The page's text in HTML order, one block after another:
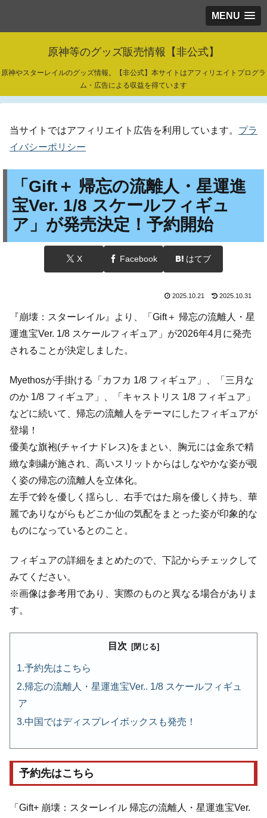
MENU
原神等のグッズ販売情報【非公式】
原神やスターレイルのグッズ情報。【非公式】本サイトはアフィリエイトプログラ
ム・広告による収益を得ています
当サイトではアフィリエイト広告を利用しています。 プラ
イバシーポリシー
「Gift＋ 帰忘の流離人・星運進
宝Ver. 1/8 スケールフィギュ
ア」が発売決定！予約開始
X Facebook はてブ
2025.10.21 2025.10.31
『崩壊：スターレイル』より、「Gift＋ 帰忘の流離人・星
運進宝Ver. 1/8 スケールフィギュア」が2026年4月に発売
されることが決定しました。
Myethosが手掛ける「カフカ 1/8 フィギュア」、「三月な
のか 1/8 フィギュア」、「キャストリス 1/8 フィギュア」
などに続いて、帰忘の流離人をテーマにしたフィギュアが
登場！
優美な旗袍(チャイナドレス)をまとい、胸元には金糸で精
緻な刺繍が施され、高いスリットからはしなやかな姿が覗
く姿の帰忘の流離人を立体化。
左手で鈴を優しく揺らし、右手ではた扇を優しく持ち、華
麗でありながらもどこか仙の気配をまとった姿が印象的な
ものになっているとのこと。
フィギュアの詳細をまとめたので、下記からチェックして
みてください。
※画像は参考用であり、実際のものと異なる場合がありま
す。
目次
予約先はこちら
帰忘の流離人・星運進宝Ver.. 1/8 スケールフィギュ
ア
中国ではディスプレイボックスも発売！
予約先はこちら
「Gift+ 崩壊：スターレイル 帰忘の流離人・星運進宝Ver.